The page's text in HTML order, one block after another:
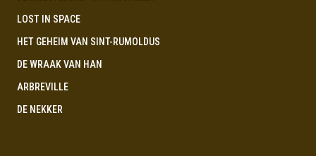
LOST IN SPACE
HET GEHEIM VAN SINT-RUMOLDUS
DE WRAAK VAN HAN
ARBREVILLE
DE NEKKER